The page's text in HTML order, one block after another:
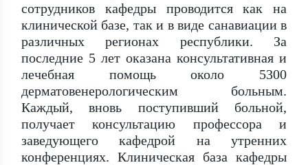
сотрудников кафедры проводится как на
клинической базе, так и в виде санавиации в
различных регионах республики. За
последние 5 лет оказана консультативная и
лечебная помощь около 5300
дерматовенерологическим больным.
Каждый, вновь поступивший больной,
получает консультацию профессора и
заведующего кафедрой на утренних
конференциях. Клиническая база кафедры